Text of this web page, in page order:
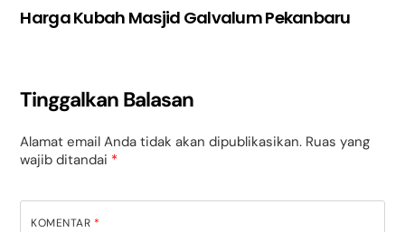
Harga Kubah Masjid Galvalum Pekanbaru
Tinggalkan Balasan
Alamat email Anda tidak akan dipublikasikan. Ruas yang
wajib ditandai *
KOMENTAR *